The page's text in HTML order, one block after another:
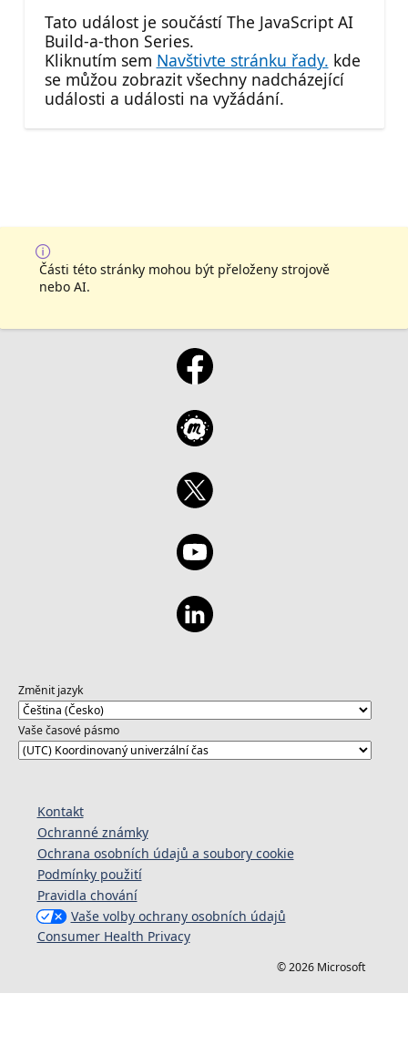
Tato událost je součástí The JavaScript AI
Build-a-thon Series.
Kliknutím sem Navštivte stránku řady. kde
se můžou zobrazit všechny nadcházející
události a události na vyžádání.
Části této stránky mohou být přeloženy strojově
nebo AI.
Změnit jazyk
Vaše časové pásmo
Kontakt
Ochranné známky
Ochrana osobních údajů a soubory cookie
Podmínky použití
Pravidla chování
Vaše volby ochrany osobních údajů
Consumer Health Privacy
© 2026 Microsoft